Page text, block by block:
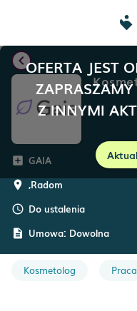
OFERTA JEST
Z INNYMI
chevron_left
add_box GAIA
room ,Radom
schedule Do ustalenia
description Umowa: Dowolna
Kosmetolog